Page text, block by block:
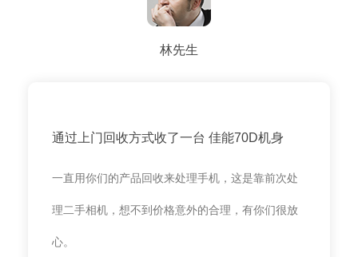
林先生
通过上门回收方式收了一台 佳能70D机身
一直用你们的产品回收来处理手机，这是靠前次处
理二手相机，想不到价格意外的合理，有你们很放
心。